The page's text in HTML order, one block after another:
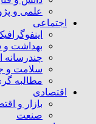
علمی و
اجتماعی
بهداشت
چندرسانه
سلامت و
مطالبه
اقتصادی
بازار و
صنعت